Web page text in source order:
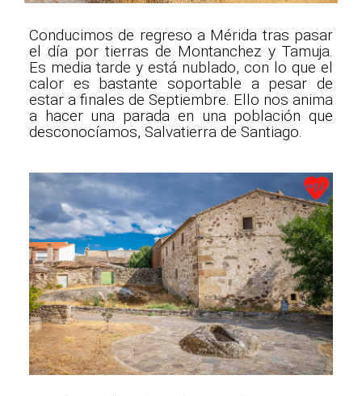
Conducimos de regreso a Mérida tras pasar
el día por tierras de Montanchez y Tamuja.
Es media tarde y está nublado, con lo que el
calor es bastante soportable a pesar de
estar a finales de Septiembre. Ello nos anima
a hacer una parada en una población que
desconocíamos, Salvatierra de Santiago.